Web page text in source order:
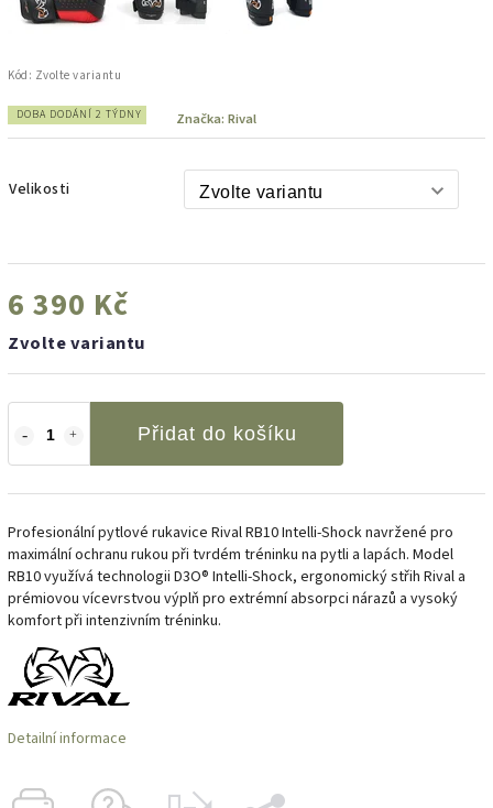
Kód: Zvolte variantu
DOBA DODÁNÍ 2 TÝDNY Značka: Rival
Velikosti
6 390 Kč
Zvolte variantu
Přidat do košíku
Profesionální pytlové rukavice Rival RB10 Intelli-Shock navržené pro
maximální ochranu rukou při tvrdém tréninku na pytli a lapách. Model
RB10 využívá technologii D3O® Intelli-Shock, ergonomický střih Rival a
prémiovou vícevrstvou výplň pro extrémní absorpci nárazů a vysoký
komfort při intenzivním tréninku.
Detailní informace